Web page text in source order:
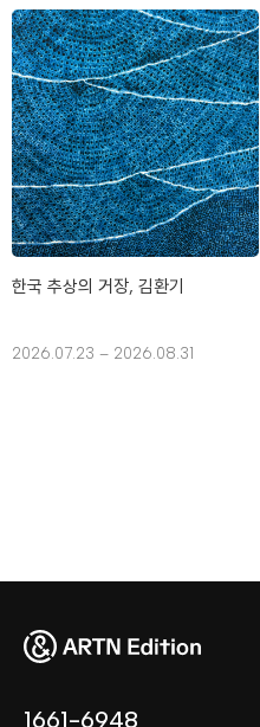
한국 추상의 거장, 김환기
2026.07.23 – 2026.08.31
1661-6948